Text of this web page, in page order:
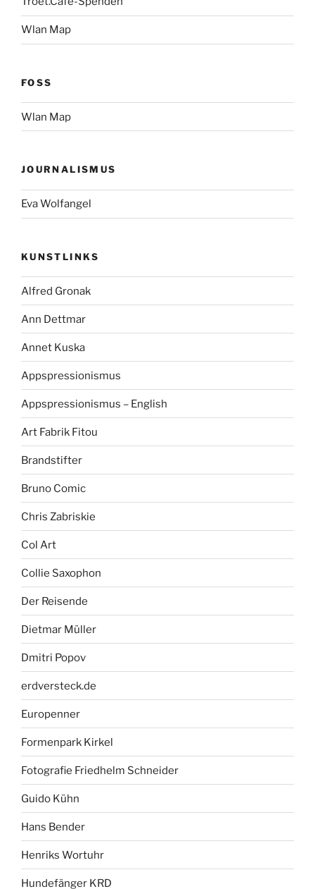
Wlan Map
FOSS
Wlan Map
JOURNALISMUS
Eva Wolfangel
KUNSTLINKS
Alfred Gronak
Ann Dettmar
Annet Kuska
Appspressionismus
Appspressionismus – English
Art Fabrik Fitou
Brandstifter
Bruno Comic
Chris Zabriskie
Col Art
Collie Saxophon
Der Reisende
Dietmar Müller
Dmitri Popov
erdversteck.de
Europenner
Formenpark Kirkel
Fotografie Friedhelm Schneider
Guido Kühn
Hans Bender
Henriks Wortuhr
Hundefänger KRD